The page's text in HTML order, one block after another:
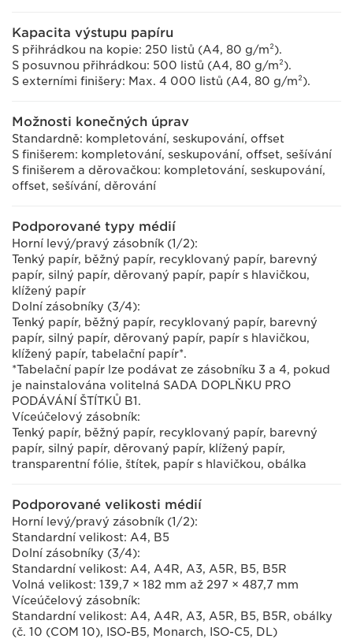
Kapacita výstupu papíru
S přihrádkou na kopie: 250 listů (A4, 80 g/m²).
S posuvnou přihrádkou: 500 listů (A4, 80 g/m²).
S externími finišery: Max. 4 000 listů (A4, 80 g/m²).
Možnosti konečných úprav
Standardně: kompletování, seskupování, offset
S finišerem: kompletování, seskupování, offset, sešívání
S finišerem a děrovačkou: kompletování, seskupování,
offset, sešívání, děrování
Podporované typy médií
Horní levý/pravý zásobník (1/2):
Tenký papír, běžný papír, recyklovaný papír, barevný
papír, silný papír, děrovaný papír, papír s hlavičkou,
klížený papír
Dolní zásobníky (3/4):
Tenký papír, běžný papír, recyklovaný papír, barevný
papír, silný papír, děrovaný papír, papír s hlavičkou,
klížený papír, tabelační papír*.
*Tabelační papír lze podávat ze zásobníku 3 a 4, pokud
je nainstalována volitelná SADA DOPLŇKU PRO
PODÁVÁNÍ ŠTÍTKŮ B1.
Víceúčelový zásobník:
Tenký papír, běžný papír, recyklovaný papír, barevný
papír, silný papír, děrovaný papír, klížený papír,
transparentní fólie, štítek, papír s hlavičkou, obálka
Podporované velikosti médií
Horní levý/pravý zásobník (1/2):
Standardní velikost: A4, B5
Dolní zásobníky (3/4):
Standardní velikost: A4, A4R, A3, A5R, B5, B5R
Volná velikost: 139,7 × 182 mm až 297 × 487,7 mm
Víceúčelový zásobník:
Standardní velikost: A4, A4R, A3, A5R, B5, B5R, obálky
(č. 10 (COM 10), ISO-B5, Monarch, ISO-C5, DL)